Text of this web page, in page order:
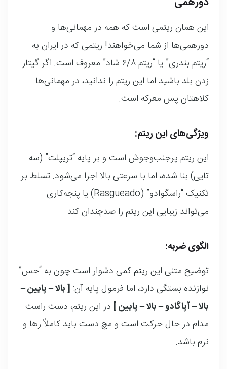
این همان ریتمی است که همه در مهمانی‌ها و
دورهمی‌ها از شما می‌خواهند! ریتمی که در ایران به
“ریتم بندری” یا “ریتم ۶/۸ شاد” معروف است. اگر گیتار
زدن بلد باشید اما این ریتم را ندانید، در مهمانی‌ها
کلاهتان پس معرکه است.
ویژگی‌های این ریتم:
این ریتم پرجنب‌وجوش است و بر پایه “تریپلت” (سه
تایی) بنا شده، اما با سرعتی بالا اجرا می‌شود. تسلط بر
تکنیک “راسگوادو” (Rasgueado) یا پنجه‌کاری
می‌تواند زیبایی این ریتم را صدچندان کند.
الگوی ضربه:
توضیح متنی این ریتم کمی دشوار است چون به “حس”
نوازنده بستگی دارد، اما فرمول پایه آن: [ بالا – پایین –
بالا – آپاگادو – بالا – پایین ] در این ریتم، دست راست
مدام در حال حرکت است و مچ دست باید کاملاً رها و
نرم باشد.